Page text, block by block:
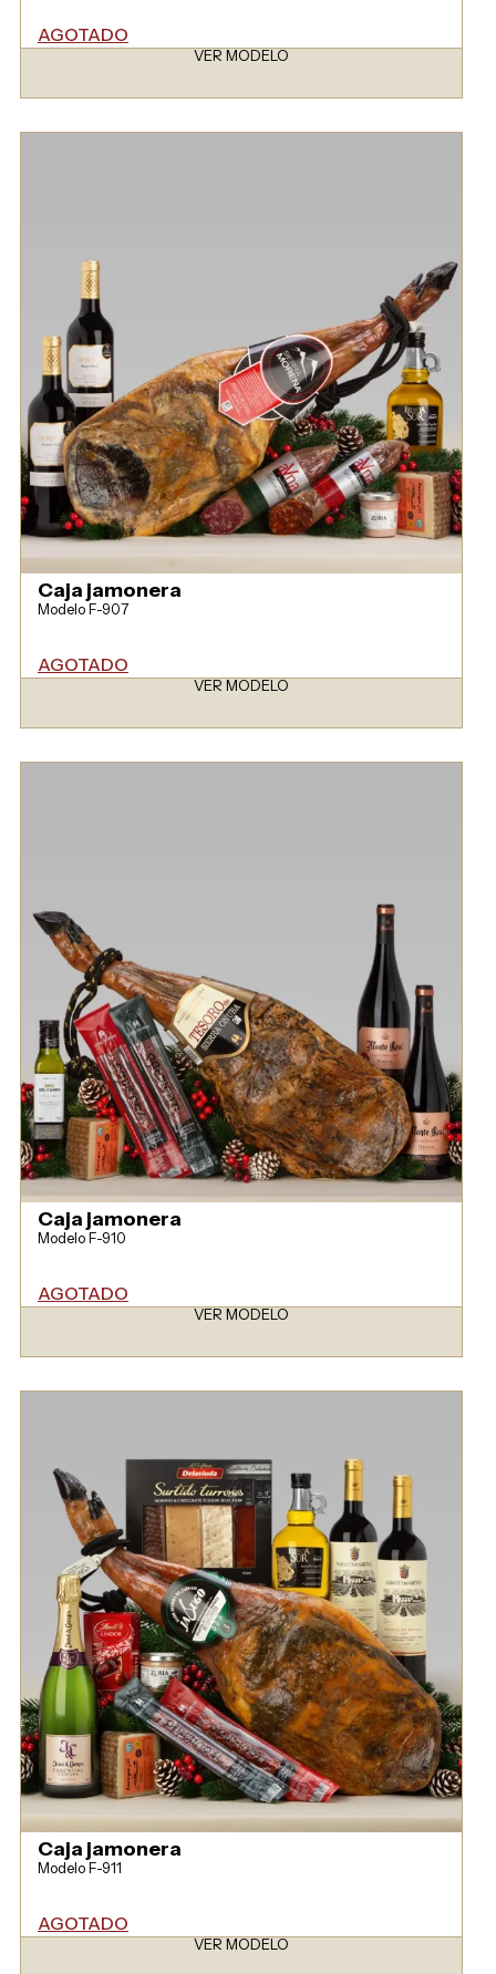
AGOTADO
VER MODELO
Caja jamonera
Modelo F-907
AGOTADO
VER MODELO
Caja jamonera
Modelo F-910
AGOTADO
VER MODELO
Caja jamonera
Modelo F-911
AGOTADO
VER MODELO